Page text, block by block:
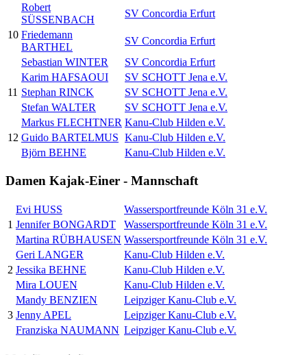
10
Robert
SÜSSENBACH
SV Concordia Erfurt
Friedemann
BARTHEL
SV Concordia Erfurt
Sebastian WINTER
SV Concordia Erfurt
11
Karim HAFSAOUI
SV SCHOTT Jena e.V.
Stephan RINCK
SV SCHOTT Jena e.V.
Stefan WALTER
SV SCHOTT Jena e.V.
12
Markus FLECHTNER Kanu-Club Hilden e.V.
Guido BARTELMUS Kanu-Club Hilden e.V.
Björn BEHNE
Kanu-Club Hilden e.V.
Damen Kajak-Einer - Mannschaft
1
Evi HUSS
Wassersportfreunde Köln 31 e.V.
Jennifer BONGARDT
Wassersportfreunde Köln 31 e.V.
Martina RÜBHAUSEN Wassersportfreunde Köln 31 e.V.
2
Geri LANGER
Kanu-Club Hilden e.V.
Jessika BEHNE
Kanu-Club Hilden e.V.
Mira LOUEN
Kanu-Club Hilden e.V.
3
Mandy BENZIEN
Leipziger Kanu-Club e.V.
Jenny APEL
Leipziger Kanu-Club e.V.
Franziska NAUMANN Leipziger Kanu-Club e.V.